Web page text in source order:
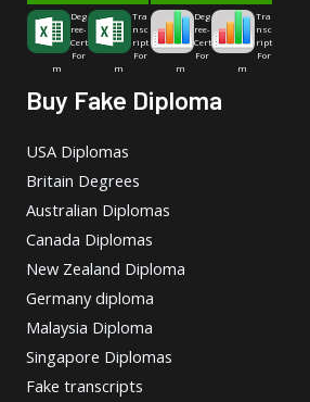
Deg
ree-
Cert
For
m
Tra
nsc
ript
For
m
Deg
ree-
Cert
For
m
Tra
nsc
ript
For
m
Buy Fake Diploma
USA Diplomas
Britain Degrees
Australian Diplomas
Canada Diplomas
New Zealand Diploma
Germany diploma
Malaysia Diploma
Singapore Diplomas
Fake transcripts